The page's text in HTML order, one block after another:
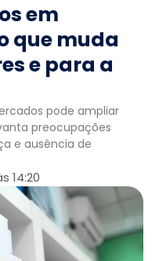
em
que muda
e para a
pode ampliar
preocupações
e ausência de
14:20